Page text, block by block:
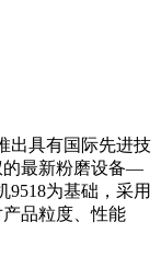
出具有国际先进技
的最新粉磨设备—
为基础，采用
品粒度、性能